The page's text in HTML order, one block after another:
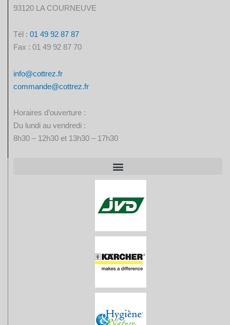
93120 LA COURNEUVE
Tél : 01 49 92 87 87​
Fax : 01 49 92 87 70
info@cottrez.fr
commande@cottrez.fr
Horaires d’ouverture :
Du lundi au vendredi :
8h30 – 12h30 et 13h30 – 17h30